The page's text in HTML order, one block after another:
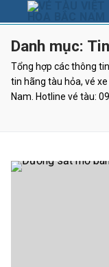
Chuyển
đến
nội
dung
Danh mục:
Tổng hợp các thông
tin hãng tàu hỏa, vé
Nam. Hotline vé tàu: